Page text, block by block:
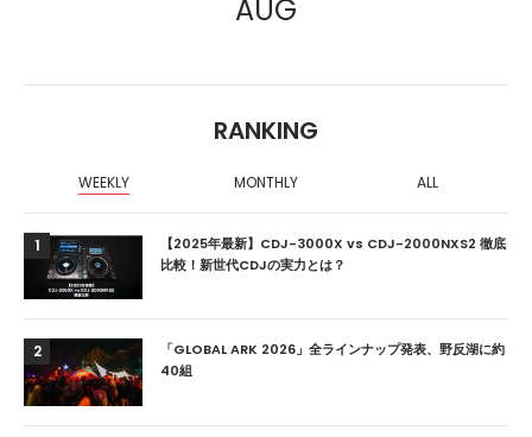
AUG
RANKING
WEEKLY MONTHLY ALL
1
【2025年最新】CDJ-3000X vs CDJ-2000NXS2 徹底
比較！新世代CDJの実力とは？
2
「GLOBAL ARK 2026」全ラインナップ発表、野反湖に約
40組